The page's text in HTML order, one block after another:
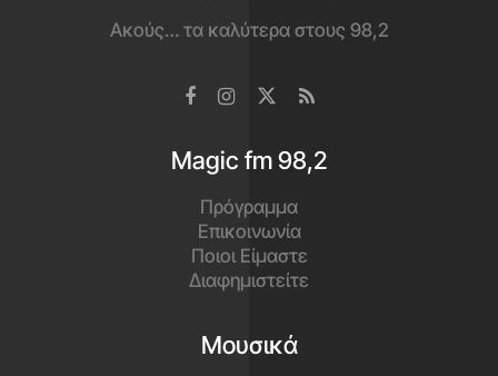
Ακούς… τα καλύτερα στους 98,2
Magic fm 98,2
Πρόγραμμα
Επικοινωνία
Ποιοι Είμαστε
Διαφημιστείτε
Μουσικά